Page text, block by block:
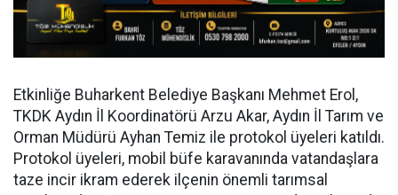
Etkinliğe Buharkent Belediye Başkanı Mehmet Erol,
TKDK Aydın İl Koordinatörü Arzu Akar, Aydın İl Tarım ve
Orman Müdürü Ayhan Temiz ile protokol üyeleri katıldı.
Protokol üyeleri, mobil büfe karavanında vatandaşlara
taze incir ikram ederek ilçenin önemli tarımsal